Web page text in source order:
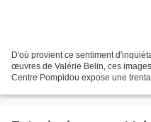
D'où provient ce sentiment
œuvres de Valérie Belin, ces
Centre Pompidou expose une